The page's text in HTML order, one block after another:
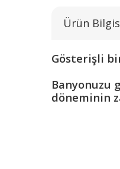
Banio
Ürün
Gösterişli
Banyonuzu
döneminin